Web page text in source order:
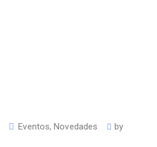
Eventos,Novedades
by